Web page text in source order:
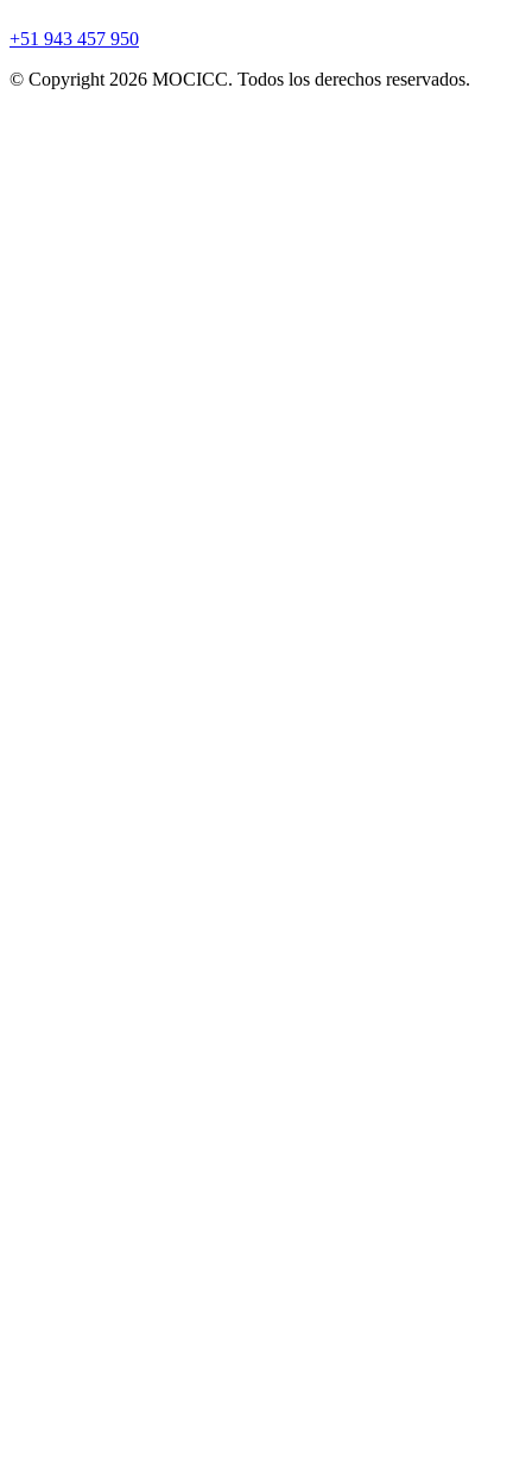
+51 943 457 950
© Copyright 2026 MOCICC. Todos los derechos reservados.